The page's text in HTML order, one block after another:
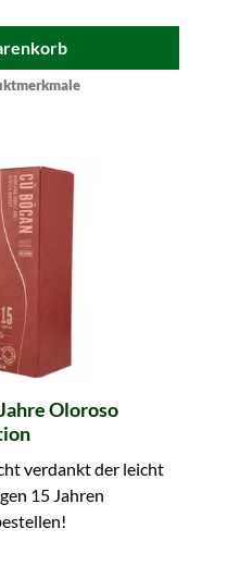
Oloroso
verdankt der leicht
15 Jahren